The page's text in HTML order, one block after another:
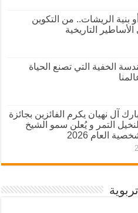
بنية الريشات.. من التكوين
التاريخية
الخفية التي تصنع الحياة
آل نهيان يكرم الفائزين بجائزة
لنخيل التمر و يُعلن سمو الشيخ
العام 2026